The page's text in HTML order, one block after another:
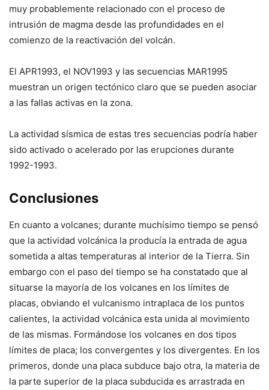
muy probablemente relacionado con el proceso de
intrusión de magma desde las profundidades en el
comienzo de la reactivación del volcán.
El APR1993, el NOV1993 y las secuencias MAR1995
muestran un origen tectónico claro que se pueden asociar
a las fallas activas en la zona.
La actividad sísmica de estas tres secuencias podría haber
sido activado o acelerado por las erupciones durante
1992-1993.
Conclusiones
En cuanto a volcanes; durante muchísimo tiempo se pensó
que la actividad volcánica la producía la entrada de agua
sometida a altas temperaturas al interior de la Tierra. Sin
embargo con el paso del tiempo se ha constatado que al
situarse la mayoría de los volcanes en los límites de
placas, obviando el vulcanismo intraplaca de los puntos
calientes, la actividad volcánica esta unida al movimiento
de las mismas. Formándose los volcanes en dos tipos
límites de placa; los convergentes y los divergentes. En los
primeros, donde una placa subduce bajo otra, la materia de
la parte superior de la placa subducida es arrastrada en